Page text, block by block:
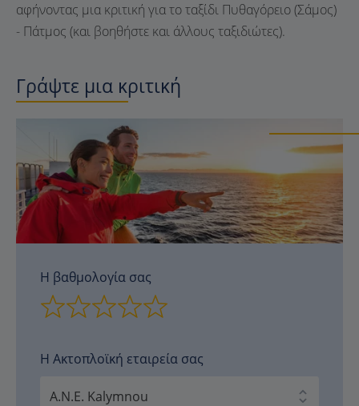
αφήνοντας μια κριτική για το ταξίδι Πυθαγόρειο (Σάμος)
- Πάτμος (και βοηθήστε και άλλους ταξιδιώτες).
Γράψτε μια κριτική
Η βαθμολογία σας
Η Ακτοπλοϊκή εταιρεία σας